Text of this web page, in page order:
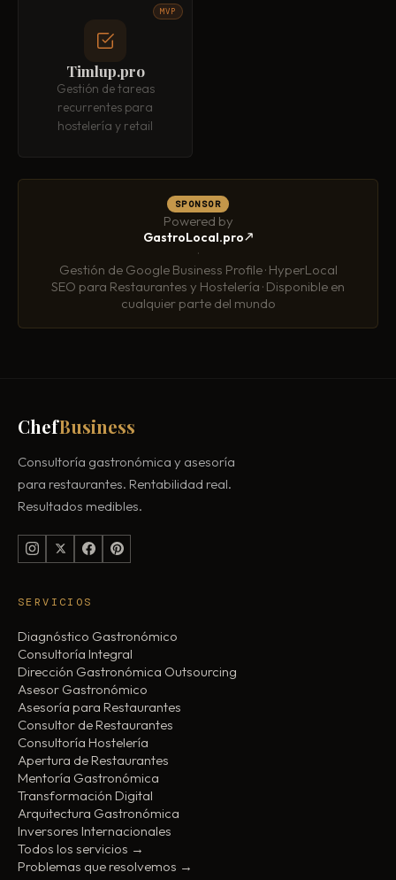
Timlup.pro
Gestión de tareas
recurrentes para
hostelería y retail
MVP
SPONSOR
Powered by
GastroLocal.pro
·
Gestión de Google Business Profile · HyperLocal
SEO para Restaurantes y Hostelería · Disponible en
cualquier parte del mundo
ChefBusiness
Consultoría gastronómica y asesoría
para restaurantes. Rentabilidad real.
Resultados medibles.
SERVICIOS
Diagnóstico Gastronómico
Consultoría Integral
Dirección Gastronómica Outsourcing
Asesor Gastronómico
Asesoría para Restaurantes
Consultor de Restaurantes
Consultoría Hostelería
Apertura de Restaurantes
Mentoría Gastronómica
Transformación Digital
Arquitectura Gastronómica
Inversores Internacionales
Todos los servicios →
Problemas que resolvemos →